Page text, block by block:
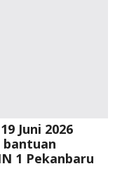
Juni 2026
1 Pekanbaru